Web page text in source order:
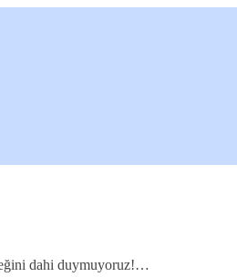
dahi duymuyoruz!…